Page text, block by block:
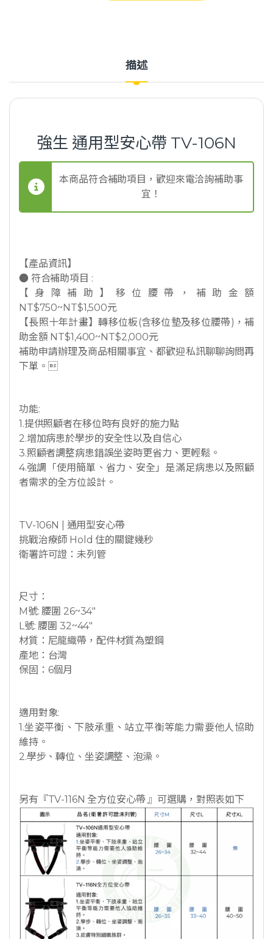
描述
強生 通用型安心帶 TV-106N
本商品符合補助項目，歡迎來電洽詢補助事
宜！
【產品資訊】
● 符合補助項目 :
【身障補助】移位腰帶，補助金額
NT$750~NT$1,500元
【長照十年計畫】轉移位板(含移位墊及移位腰帶)，補
助金額 NT$1,400~NT$2,000元
補助申請辦理及商品相關事宜、都歡迎私訊聊聊詢問再
下單。
功能:
1.提供照顧者在移位時有良好的施力點
2.增加病患於學步的安全性以及自信心
3.照顧者調整病患錯誤坐姿時更省力、更輕鬆。
4.強調「使用簡單、省力、安全」是滿足病患以及照顧
者需求的全方位設計。
TV-106N | 通用型安心帶
挑戰治療師 Hold 住的關鍵幾秒
衛署許可證：未列管
尺寸：
M號: 腰圍 26~34″
L號: 腰圍 32~44″
材質：尼龍織帶，配件材質為塑鋼
產地：台灣
保固：6個月
適用對象:
1.坐姿平衡、下肢承重、站立平衡等能力需要他人協助
維持。
2.學步、轉位、坐姿調整、泡澡。
另有『TV-116N 全方位安心帶 』可選購，對照表如下